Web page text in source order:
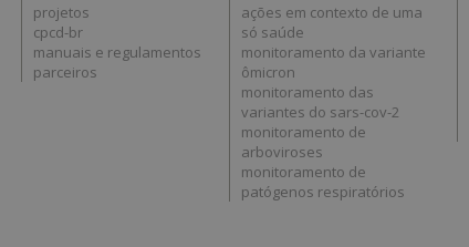
projetos
cpcd-br
manuais e regulamentos
parceiros
ações em contexto de uma
só saúde
monitoramento da variante
ômicron
monitoramento das
variantes do sars-cov-2
monitoramento de
arboviroses
monitoramento de
patógenos respiratórios